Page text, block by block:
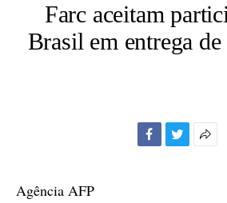
Farc aceitam
Brasil em entrega
Agência AFP